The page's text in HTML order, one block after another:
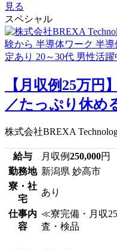
見る
スペシャル
【月収例25万円
／たっぷり休め
株式会社BREXA
給与 月収例250,000円
勤務地 新潟県 妙高市
寮・社
宅
あり
仕事内
容
≪寮完備・月収
査・検品